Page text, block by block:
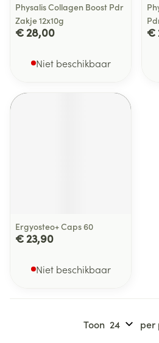
Physalis Collagen Boost Pdr
Zakje 12x10g
€ 28,00
Niet beschikbaar
€
Ergyosteo+ Caps 60
€ 23,90
Niet beschikbaar
Toon per